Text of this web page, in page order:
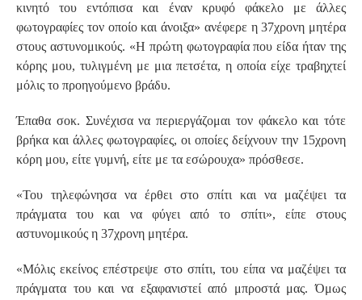
κινητό του εντόπισα και έναν κρυφό φάκελο με άλλες
φωτογραφίες τον οποίο και άνοιξα» ανέφερε η 37χρονη μητέρα
στους αστυνομικούς. «Η πρώτη φωτογραφία που είδα ήταν της
κόρης μου, τυλιγμένη με μια πετσέτα, η οποία είχε τραβηχτεί
μόλις το προηγούμενο βράδυ.
Έπαθα σοκ. Συνέχισα να περιεργάζομαι τον φάκελο και τότε
βρήκα και άλλες φωτογραφίες, οι οποίες δείχνουν την 15χρονη
κόρη μου, είτε γυμνή, είτε με τα εσώρουχα» πρόσθεσε.
«Του τηλεφώνησα να έρθει στο σπίτι και να μαζέψει τα
πράγματα του και να φύγει από το σπίτι», είπε στους
αστυνομικούς η 37χρονη μητέρα.
«Μόλις εκείνος επέστρεψε στο σπίτι, του είπα να μαζέψει τα
πράγματα του και να εξαφανιστεί από μπροστά μας. Όμως